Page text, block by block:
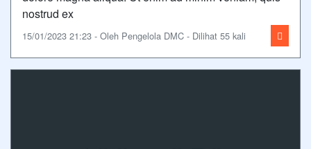
nostrud ex
15/01/2023 21:23 - Oleh Pengelola DMC - Dilihat 55 kali